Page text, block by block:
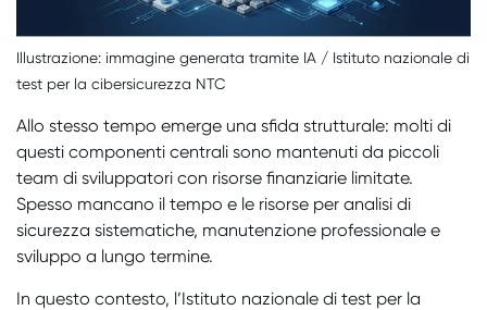
Illustrazione: immagine generata tramite IA / Istituto nazionale di
test per la cibersicurezza NTC
Allo stesso tempo emerge una sfida strutturale: molti di
questi componenti centrali sono mantenuti da piccoli
team di sviluppatori con risorse finanziarie limitate.
Spesso mancano il tempo e le risorse per analisi di
sicurezza sistematiche, manutenzione professionale e
sviluppo a lungo termine.
In questo contesto, l’Istituto nazionale di test per la